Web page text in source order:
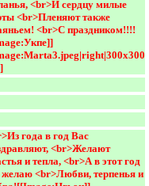
<br>И сердцу милые
<br>Пленяют также
<br>С праздником!!!!
года в год Вас
<br>Желают
и тепла, <br>А в этот год
желаю <br>Любви, терпенья и